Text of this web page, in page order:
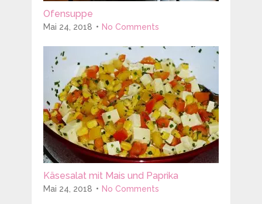
Ofensuppe
Mai 24, 2018 No Comments
Käsesalat mit Mais und Paprika
Mai 24, 2018 No Comments